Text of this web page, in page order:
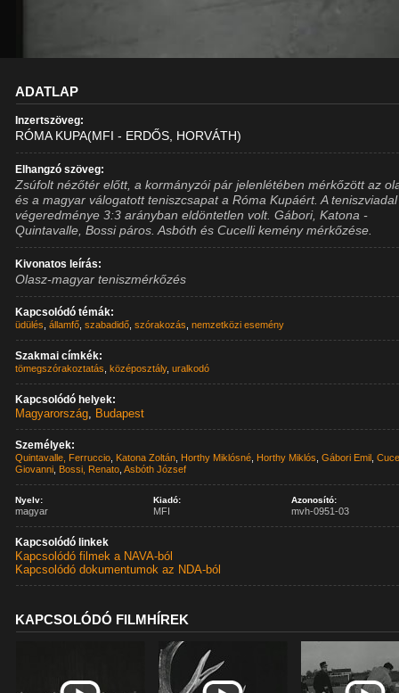
ADATLAP
Inzertszöveg:
RÓMA KUPA(MFI - ERDŐS, HORVÁTH)
Elhangzó szöveg:
Zsúfolt nézőtér előtt, a kormányzói pár jelenlétében mérkőzött az
és a magyar válogatott teniszcsapat a Róma Kupáért. A teniszviadal
végeredménye 3:3 arányban eldöntetlen volt. Gábori, Katona -
Quintavalle, Bossi páros. Asbóth és Cucelli kemény mérkőzése.
Kivonatos leírás:
Olasz-magyar teniszmérkőzés
Kapcsolódó témák:
üdülés ,államfő ,szabadidő ,szórakozás ,nemzetközi esemény
Szakmai címkék:
tömegszórakoztatás ,középosztály,uralkodó
Kapcsolódó helyek:
Magyarország, Budapest
Személyek:
Quintavalle, Ferruccio Katona Zoltán Horthy Miklósné Horthy Miklós ,Gábori Emil ,
Giovanni Bossi, Renato ,Asbóth József
Nyelv:
magyar
Kiadó:
MFI
Azonosító:
mvh-0951-03
Kapcsolódó linkek
Kapcsolódó filmek a NAVA-ból
Kapcsolódó dokumentumok az NDA-ból
KAPCSOLÓDÓ FILMHÍREK